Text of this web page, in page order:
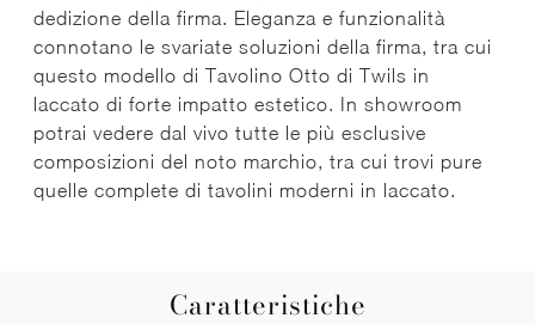
dedizione della firma. Eleganza e funzionalità
connotano le svariate soluzioni della firma, tra cui
questo modello di Tavolino Otto di Twils in
laccato di forte impatto estetico. In showroom
potrai vedere dal vivo tutte le più esclusive
composizioni del noto marchio, tra cui trovi pure
quelle complete di tavolini moderni in laccato.
Caratteristiche